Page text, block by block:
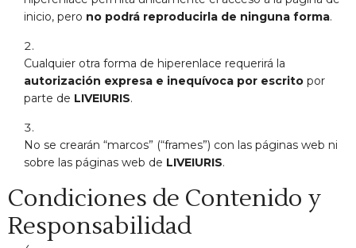
inicio, pero no podrá reproducirla de ninguna forma.
Cualquier otra forma de hiperenlace requerirá la
autorización expresa e inequívoca por escrito por
parte de LIVEIURIS.
No se crearán “marcos” (“frames”) con las páginas web ni
sobre las páginas web de LIVEIURIS.
Condiciones de Contenido y
Responsabilidad